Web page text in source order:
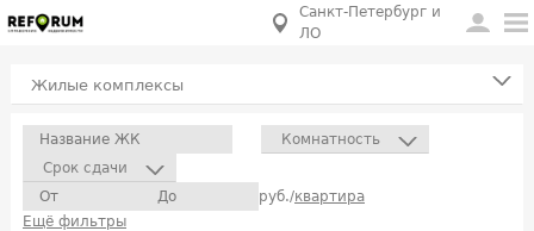
Санкт-Петербург и
ЛО
Жилые комплексы
Комнатность
Срок сдачи
руб./квартира
Ещё фильтры